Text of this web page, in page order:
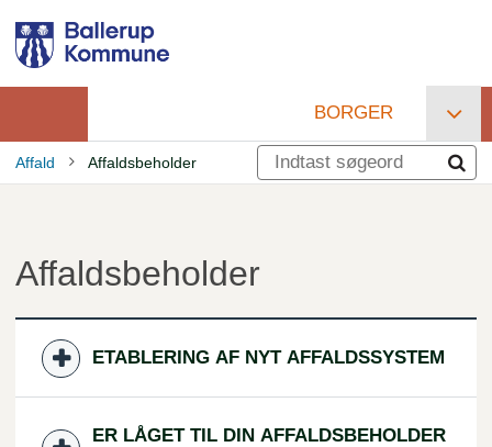
hovedindhold
Primær
navigation
BORGER
Affald Affaldsbeholder
Affaldsbeholder
ETABLERING AF NYT AFFALDSSYSTEM
ER LÅGET TIL DIN AFFALDSBEHOLDER